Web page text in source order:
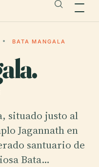
BATA MANGALA
situado justo al
Jagannath en
santuario de
Bata…